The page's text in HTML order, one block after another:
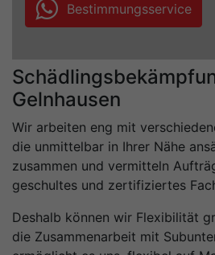
Bestimmungsservice
Gelnhausen
Wir arbeiten eng mit
die unmittelbar in Ihrer Nähe
zusammen und vermitteln
geschultes und zertifiziertes
Deshalb können wir Flexibilität
die Zusammenarbeit mit